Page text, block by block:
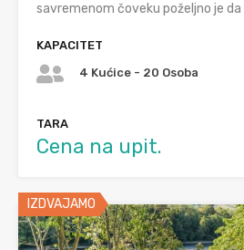
savremenom čoveku poželjno je
KAPACITET
4 Kućice - 20 Osoba
TARA
Cena na upit.
IZDVAJAMO